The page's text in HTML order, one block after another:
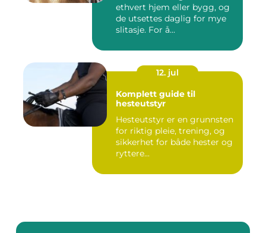
ethvert hjem eller bygg, og
de utsettes daglig for mye
slitasje. For å...
12. jul
Komplett guide til
hesteutstyr
Hesteutstyr er en grunnsten
for riktig pleie, trening, og
sikkerhet for både hester og
ryttere...